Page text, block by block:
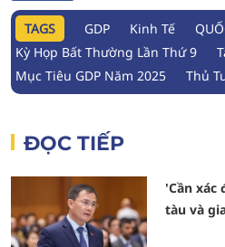
TAGS GDP Kinh Tế
Kỳ Họp Bất Thường Lần Thứ 9
Mục Tiêu GDP Năm 2025
Thủ
ĐỌC TIẾP
'Cần xác
tàu và